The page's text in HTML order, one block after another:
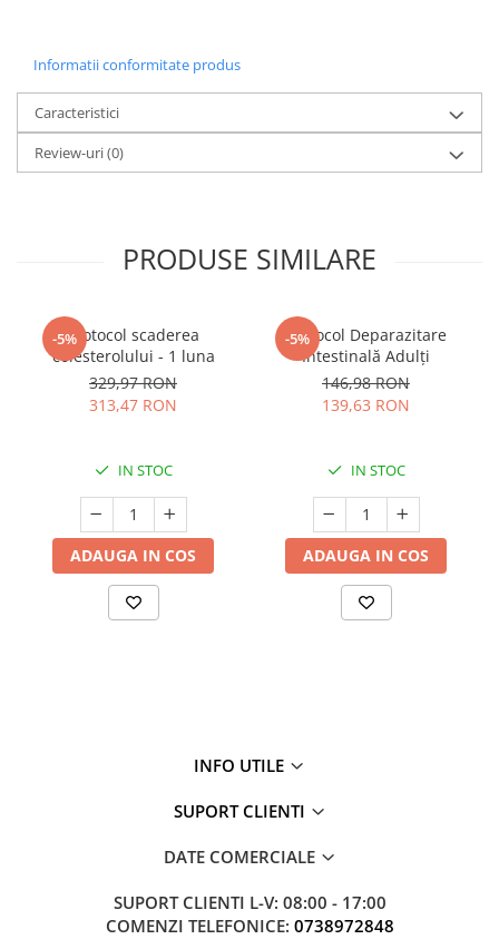
Informatii conformitate produs
Caracteristici
Review-uri(0)
PRODUSE SIMILARE
-5%Protocol scaderea
colesterolului - 1 luna
329,97 RON
313,47 RON
IN STOC
ADAUGA IN COS
-5%
Protocol Deparazitare
Intestinală Adulți
146,98 RON
139,63 RON
IN STOC
ADAUGA IN COS
INFO UTILE
SUPORT CLIENTI
DATE COMERCIALE
SUPORT CLIENTI L-V: 08:00 - 17:00
COMENZI TELEFONICE: 0738972848